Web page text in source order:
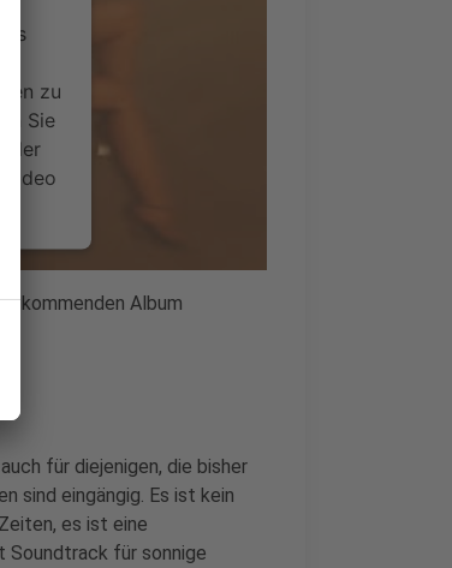
zu
Sie
der
Video
kommenden Album
für diejenigen, die bisher
sind eingängig. Es ist kein
es ist eine
Soundtrack für sonnige